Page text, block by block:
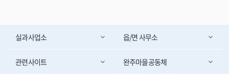
올리며 범죄·재난 예방에 큰 역할을 하고 있다. <담당부서 재난안전과 290-
실과사업소 읍/면 사무소
관련사이트 완주마을공동체